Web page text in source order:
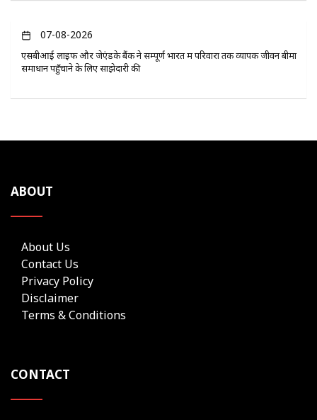
07-08-2026
एसबीआई लाइफ और जेएंडके बैंक ने सम्पूर्ण भारत में परिवारों तक व्यापक जीवन बीमा
समाधान पहुँचाने के लिए साझेदारी की
ABOUT
About Us
Contact Us
Privacy Policy
Disclaimer
Terms & Conditions
CONTACT